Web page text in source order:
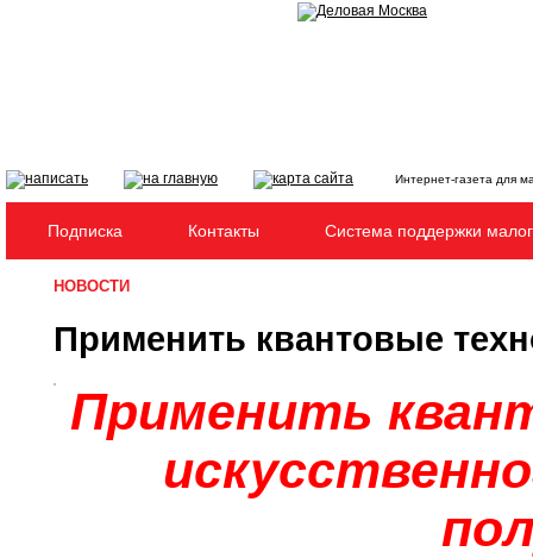
Интернет-газета для
Подписка Контакты Система поддержки
НОВОСТИ
Применить квантовые
Применить